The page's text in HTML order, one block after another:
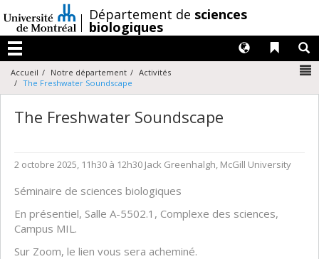
au
contenu
/Département de sciences
biologiques
Menu
Liens
Langues
Accueil Notre département
Activités
The Freshwater Soundscape
The Freshwater Soundscape
2 octobre 2025, 11h30 à 12h30 Jack Greenhalgh, McGill University
Séminaire de sciences biologiques
En présentiel, Salle A-5502.1, Complexe des sciences,
Campus MIL.
Sur Zoom, le lien vous sera acheminé.